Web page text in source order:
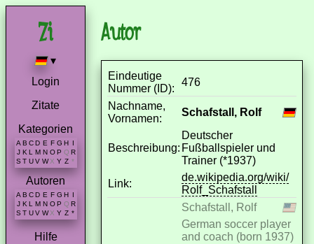
▾
Login
Zitate
Kategorien
A B C D E F G H I
J K L M N O P Q R
S T U V W X Y Z *
Autoren
A B C D E F G H
J K L M N O P Q R
S T U V W X Y Z *
Hilfe
Autor
Eindeutige
Nummer (ID):
476
Nachname,
Vornamen:
Schafstall, Rolf
Beschreibung:
Deutscher
Fußballspieler und
Trainer (*1937)
Link:
de.wikipedia.org/wiki/
Rolf_Schafstall
Schafstall, Rolf
German soccer player
and coach (born 1937)